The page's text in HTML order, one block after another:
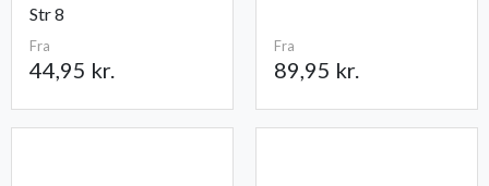
Str 8
Fra
44,95 kr.
Fra
89,95 kr.